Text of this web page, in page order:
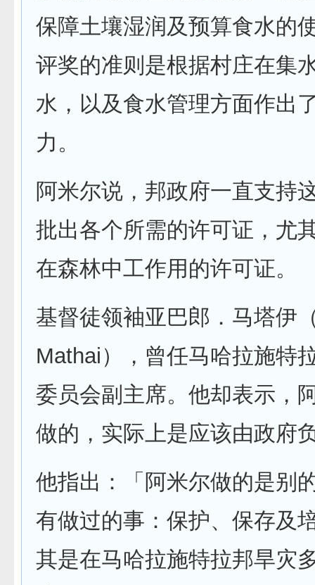
保障土壤湿润及预算食水的
评奖的准则是根据村庄在集
水，以及食水管理方面作出
力。
阿米尔说，邦政府一直支持
批出各个所需的许可证，尤
在森林中工作用的许可证。
基督徒领袖亚巴郎．马塔伊
Mathai），曾任马哈拉施特
委员会副主席。他却表示，
做的，实际上是应该由政府
他指出：「阿米尔做的是别
有做过的事：保护、保存及
其是在马哈拉施特拉邦旱灾